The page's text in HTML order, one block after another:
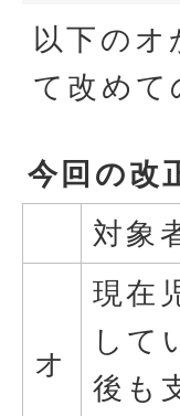
以下の
て改めて
今回の改
対象
オ
現在
して
後も